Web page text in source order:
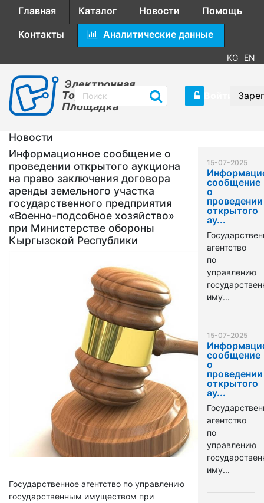
Главная Каталог Новости
Помощь
Контакты
Аналитические данные
KG EN
Электронная
Торговая
Площадка
Новости
Информационное сообщение о
проведении открытого аукциона
на право заключения договора
аренды земельного участка
государственного предприятия
«Военно-подсобное хозяйство»
при Министерстве обороны
Кыргызской Республики
Государственное агентство по управлению
государственным имуществом при
15-07-2025
сообщение
о
проведении
открытого
ау...
агентство
по
управлению
иму...
15-07-2025
сообщение
о
проведении
открытого
ау...
агентство
по
управлению
иму...